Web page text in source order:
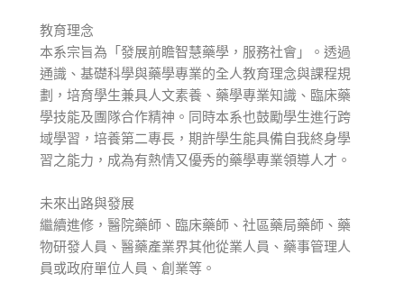
教育理念
本系宗旨為「發展前瞻智慧藥學，服務社會」。透過
通識、基礎科學與藥學專業的全人教育理念與課程規
劃，培育學生兼具人文素養、藥學專業知識、臨床藥
學技能及團隊合作精神。同時本系也鼓勵學生進行跨
域學習，培養第二專長，期許學生能具備自我終身學
習之能力，成為有熱情又優秀的藥學專業領導人才。
未來出路與發展
繼續進修，醫院藥師、臨床藥師、社區藥局藥師、藥
物研發人員、醫藥產業界其他從業人員、藥事管理人
員或政府單位人員、創業等。